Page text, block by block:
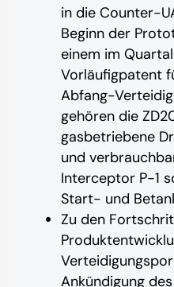
in die Counter-
Beginn der
einem im
Vorläufigpatent
Abfang-
gehören die
gasbetriebene
und
Interceptor P-1
Start- und
Zu den
Ankündigung